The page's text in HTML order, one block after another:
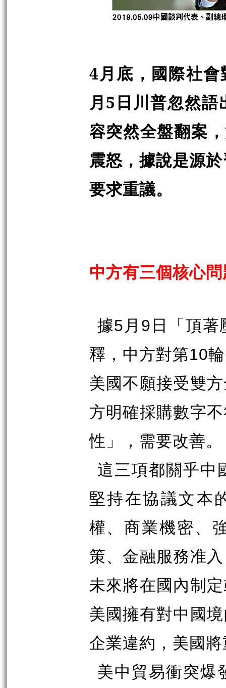
4月底，國際社會
月5日川普忽然
容突然全盤翻案
震怒，據說是源
要求重議。
中方有三個核心
據5 月 9 日「頂
釋，中方對第10
美國不願接受雙
方明確採購數字
性」，需要改善。
這三項都關乎中
堅持在協議文本
權、商業機密、
策、金融服務准
未來將在國內制
美國擁有對中國
企業違約，美國
美中貿易衝突爆